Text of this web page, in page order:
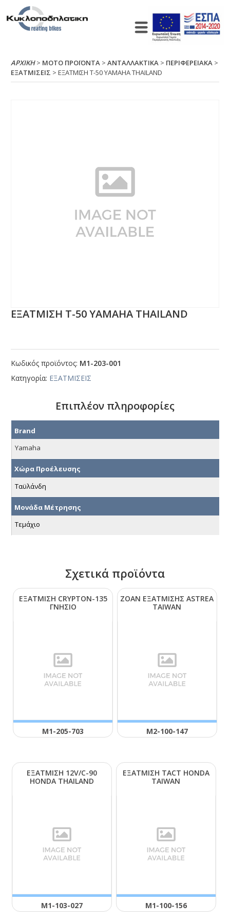
ΑΡΧΙΚΉ> ΜΟΤΟ ΠΡΟΪΟΝΤΑ >ΑΝΤΑΛΛΑΚΤΙΚΑ > ΠΕΡΙΦΕΡΕΙΑΚΑ >
ΕΞΑΤΜΙΣΕΙΣ > ΕΞΑΤΜΙΣΗ Τ-50 ΥΑΜΑΗΑ ΤΗΑΙLΑΝD
ΕΞΑΤΜΙΣΗ Τ-50 ΥΑΜΑΗΑ ΤΗΑΙLΑΝD
Κωδικός προϊόντος: Μ1-203-001
Κατηγορία: ΕΞΑΤΜΙΣΕΙΣ
Επιπλέον πληροφορίες
Brand
Yamaha
Χώρα Προέλευσης
Ταϋλάνδη
Μονάδα Μέτρησης
Τεμάχιο
Σχετικά προϊόντα
ΕΞΑΤΜΙΣΗ CRΥΡΤΟΝ-135
ΓΝΗΣΙΟ
Μ1-205-703
ΖΟΑΝ ΕΞΑΤΜΙΣΗΣ ΑSΤRΕΑ
ΤΑΙWΑΝ
Μ2-100-147
ΕΞΑΤΜΙΣΗ 12V/C-90
ΗΟΝDΑ ΤΗΑΙLΑΝD
Μ1-103-027
ΕΞΑΤΜΙΣΗ ΤΑCΤ ΗΟΝDΑ
ΤΑΙWΑΝ
Μ1-100-156